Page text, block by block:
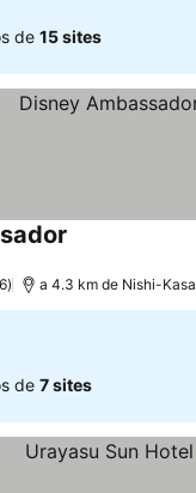
de 15 sites
a 4.3 km de Nishi-
de 7 sites